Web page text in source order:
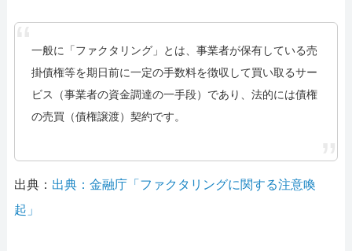
一般に「ファクタリング」とは、事業者が保有している売
掛債権等を期日前に一定の手数料を徴収して買い取るサー
ビス（事業者の資金調達の一手段）であり、法的には債権
の売買（債権譲渡）契約です。
出典： 出典：金融庁「ファクタリングに関する注意喚
起」